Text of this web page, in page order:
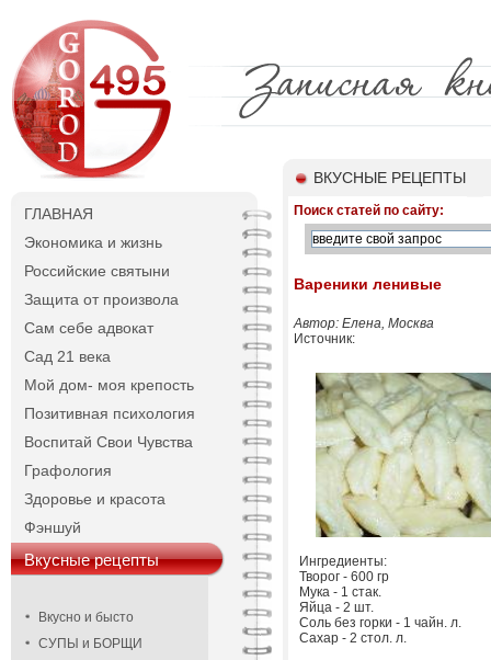
ГЛАВНАЯ
Экономика и жизнь
Российские святыни
Защита от произвола
Сам себе адвокат
Сад 21 века
Мой дом- моя крепость
Позитивная психология
Воспитай Свои Чувства
Графология
Здоровье и красота
Фэншуй
Вкусные рецепты
Вкусно и бысто
СУПЫ и БОРЩИ
ВКУСНЫЕ РЕЦЕПТЫ
Поиск статей по сайту:
Вареники ленивые
Автор: Елена, Москва
Источник:
Ингредиенты:
Творог - 600 гр
Мука - 1 стак.
Яйца - 2 шт.
Соль без горки - 1 чайн. л.
Сахар - 2 стол. л.